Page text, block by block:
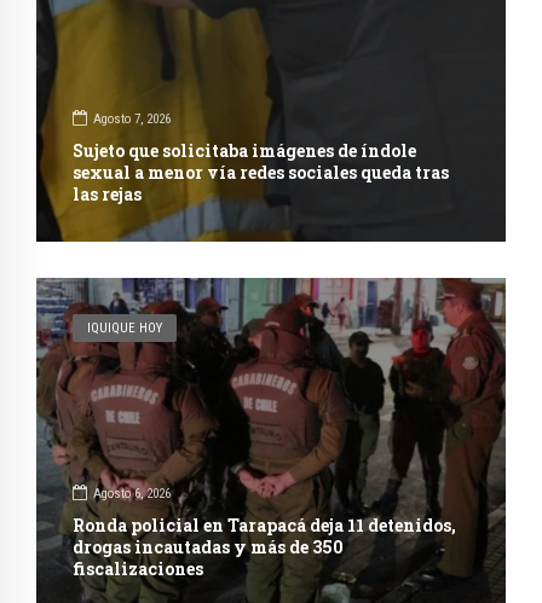
Agosto 7, 2026
Sujeto que solicitaba imágenes de índole
sexual a menor vía redes sociales queda tras
las rejas
IQUIQUE HOY
Agosto 6, 2026
Ronda policial en Tarapacá deja 11 detenidos,
drogas incautadas y más de 350
fiscalizaciones